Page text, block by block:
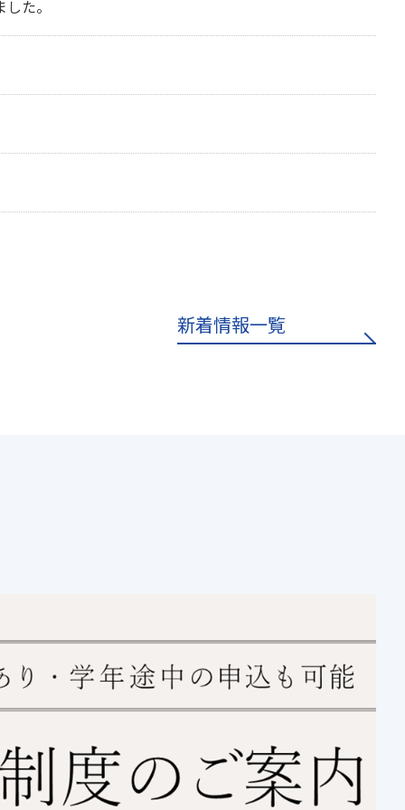
た。
新着情報一覧